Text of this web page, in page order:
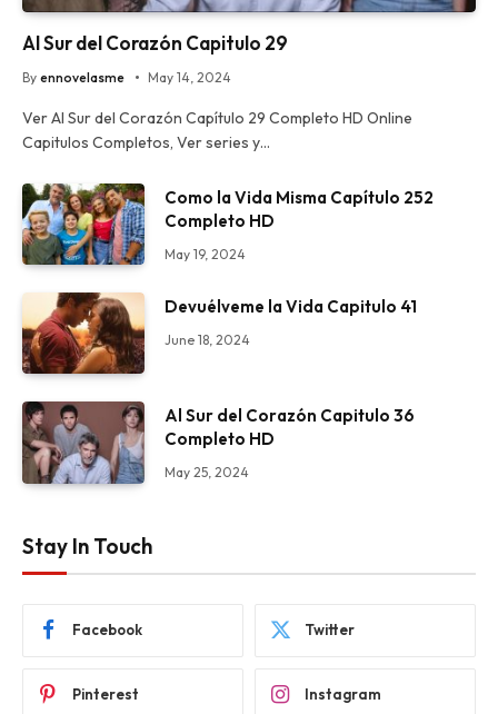
Al Sur del Corazón Capitulo 29
By ennovelasme May 14, 2024
Ver Al Sur del Corazón Capítulo 29 Completo HD Online
Capitulos Completos, Ver series y…
Como la Vida Misma Capítulo 252
Completo HD
May 19, 2024
Devuélveme la Vida Capitulo 41
June 18, 2024
Al Sur del Corazón Capitulo 36
Completo HD
May 25, 2024
Stay In Touch
Facebook Twitter
Pinterest Instagram